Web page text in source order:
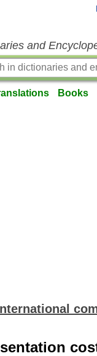
and
Books